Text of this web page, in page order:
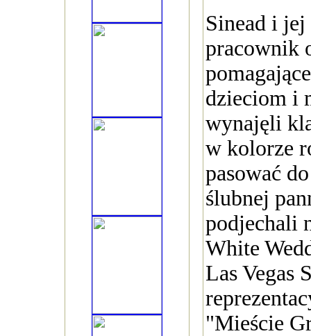
Sinead i jej
pracownik
dzieciom i
wynajęli
w kolorze
pasować
ślubnej
podjechali
White
Las Vegas
"Mieście